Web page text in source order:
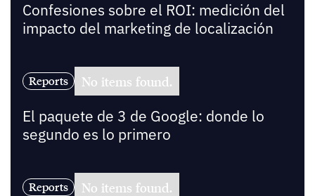
Confesiones sobre el ROI: medición del
impacto del marketing de localización
Reports No items found.
El paquete de 3 de Google: donde lo
segundo es lo primero
Reports No items found.